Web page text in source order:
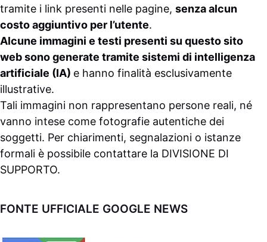
tramite i link presenti nelle pagine, senza alcun
costo aggiuntivo per l’utente.
Alcune immagini e testi presenti su questo sito
web sono generate tramite sistemi di intelligenza
artificiale (IA) e hanno finalità esclusivamente
illustrative.
Tali immagini non rappresentano persone reali, né
vanno intese come fotografie autentiche dei
soggetti. Per chiarimenti, segnalazioni o istanze
formali è possibile contattare la DIVISIONE DI
SUPPORTO.
FONTE UFFICIALE GOOGLE NEWS